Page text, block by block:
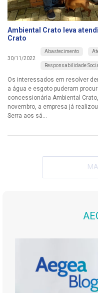
Ambiental Crato leva
Crato
30/11/2022
Abastecimento
Responsabilidade
Os interessados em resolver
a água e esgoto puderam
concessionária Ambiental
novembro, a empresa já
Serra aos sá...